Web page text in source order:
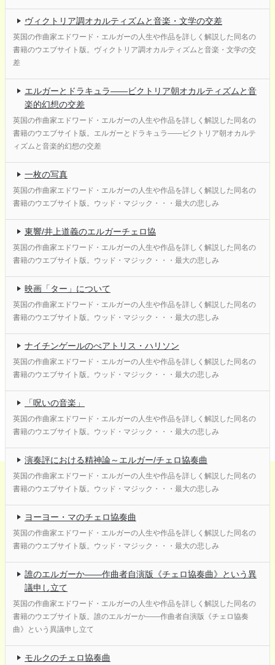
ヴィクトリア調オカルティズムと音楽・文学の交差
英国の作曲家エドワード・エルガーの人生や作品を詳しく解説した同名の
書籍のウエブサイト版。ヴィクトリア調オカルティズムと音楽・文学の交
差
エルガーとドラキュラ——ビクトリア朝オカルティズムと音
楽的幻想の交差
英国の作曲家エドワード・エルガーの人生や作品を詳しく解説した同名の
書籍のウエブサイト版。エルガーとドラキュラ——ビクトリア朝オカルテ
ィズムと音楽的幻想の交差
一枚の写真
英国の作曲家エドワード・エルガーの人生や作品を詳しく解説した同名の
書籍のウエブサイト版。ウッド・マジック・・・最大の悲しみ
東響/井上道義のエルガーチェロ協
英国の作曲家エドワード・エルガーの人生や作品を詳しく解説した同名の
書籍のウエブサイト版。ウッド・マジック・・・最大の悲しみ
映画「ター」について
英国の作曲家エドワード・エルガーの人生や作品を詳しく解説した同名の
書籍のウエブサイト版。ウッド・マジック・・・最大の悲しみ
ナイチンゲールのべアトリス・ハリソン
英国の作曲家エドワード・エルガーの人生や作品を詳しく解説した同名の
書籍のウエブサイト版。ウッド・マジック・・・最大の悲しみ
「呪いの音楽」
英国の作曲家エドワード・エルガーの人生や作品を詳しく解説した同名の
書籍のウエブサイト版。ウッド・マジック・・・最大の悲しみ
演奏評における精神論～エルガー/チェロ協奏曲
英国の作曲家エドワード・エルガーの人生や作品を詳しく解説した同名の
書籍のウエブサイト版。ウッド・マジック・・・最大の悲しみ
ヨーヨー・マのチェロ協奏曲
英国の作曲家エドワード・エルガーの人生や作品を詳しく解説した同名の
書籍のウエブサイト版。ウッド・マジック・・・最大の悲しみ
誰のエルガーか――作曲者自演版《チェロ協奏曲》という異
議申し立て
英国の作曲家エドワード・エルガーの人生や作品を詳しく解説した同名の
書籍のウエブサイト版。誰のエルガーか――作曲者自演版《チェロ協奏
曲》という異議申し立て
モルクのチェロ協奏曲